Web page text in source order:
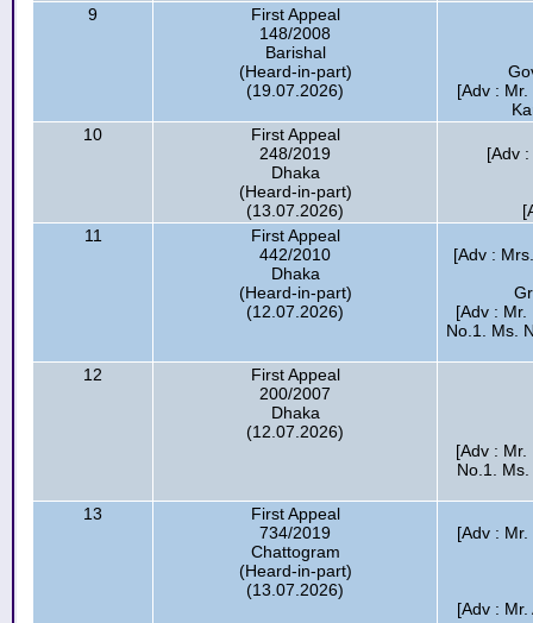
9
First Appeal
148/2008
Barishal
(Heard-in-part)
(19.07.2026)
[Adv :
10
First Appeal
248/2019
Dhaka
(Heard-in-part)
(13.07.2026)
[Adv
11
First Appeal
442/2010
Dhaka
(Heard-in-part)
(12.07.2026)
[Adv :
[Adv :
No.1. Ms.
12
First Appeal
200/2007
Dhaka
(12.07.2026)
[Adv :
No.1.
13
First Appeal
734/2019
Chattogram
(Heard-in-part)
(13.07.2026)
[Adv :
[Adv :